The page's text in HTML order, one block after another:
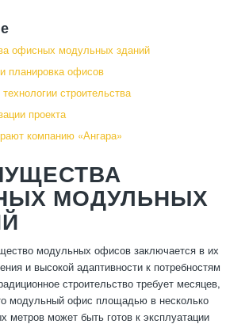
офисных модульных зданий
планировка офисов
строительства
проекта
компанию «Ангара»
МОДУЛЬНЫХ
модульных офисов заключается в их
и высокой адаптивности к потребностям
строительство требует месяцев,
модульный офис площадью в несколько
метров может быть готов к эксплуатации